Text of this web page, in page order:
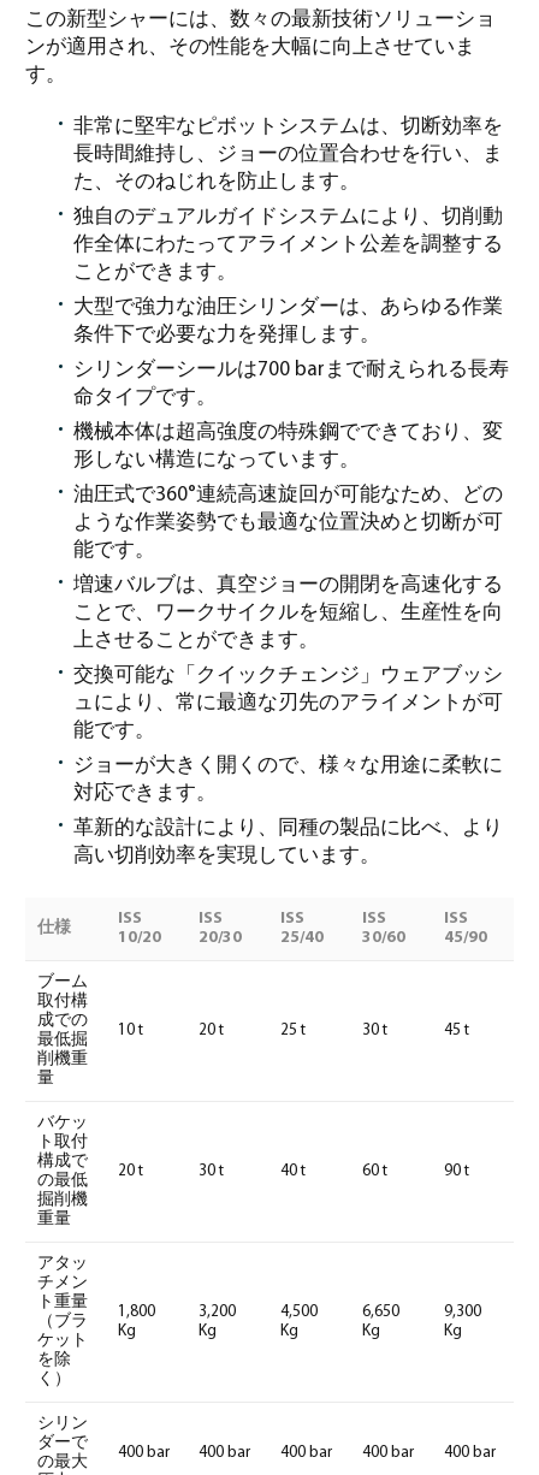
この新型シャーには、数々の最新技術ソリューショ
ンが適用され、その性能を大幅に向上させていま
す。
非常に堅牢なピボットシステムは、切断効率を
長時間維持し、ジョーの位置合わせを行い、ま
た、そのねじれを防止します。
独自のデュアルガイドシステムにより、切削動
作全体にわたってアライメント公差を調整する
ことができます。
大型で強力な油圧シリンダーは、あらゆる作業
条件下で必要な力を発揮します。
シリンダーシールは700 barまで耐えられる長寿
命タイプです。
機械本体は超高強度の特殊鋼でできており、変
形しない構造になっています。
油圧式で360°連続高速旋回が可能なため、どの
ような作業姿勢でも最適な位置決めと切断が可
能です。
増速バルブは、真空ジョーの開閉を高速化する
ことで、ワークサイクルを短縮し、生産性を向
上させることができます。
交換可能な「クイックチェンジ」ウェアブッシ
ュにより、常に最適な刃先のアライメントが可
能です。
ジョーが大きく開くので、様々な用途に柔軟に
対応できます。
革新的な設計により、同種の製品に比べ、より
高い切削効率を実現しています。
仕様
ISS
10/20
ISS
20/30
ISS
25/40
ISS
30/60
ISS
45/90
ブーム
取付構
成での
最低掘
削機重
量
10 t 20 t 25 t 30 t 45 t
バケッ
ト取付
構成で
の最低
掘削機
重量
20 t 30 t 40 t 60 t 90 t
アタッ
チメン
ト重量
（ブラ
ケット
を除
く）
1,800
Kg
3,200
Kg
4,500
Kg
6,650
Kg
9,300
Kg
シリン
ダーで
の最大
400 bar 400 bar 400 bar 400 bar 400 bar